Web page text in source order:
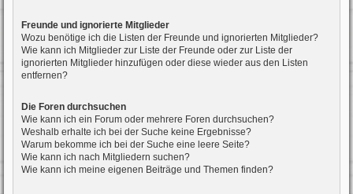
Freunde und ignorierte Mitglieder
Wozu benötige ich die Listen der Freunde und ignorierten Mitglieder?
Wie kann ich Mitglieder zur Liste der Freunde oder zur Liste der
ignorierten Mitglieder hinzufügen oder diese wieder aus den Listen
entfernen?
Die Foren durchsuchen
Wie kann ich ein Forum oder mehrere Foren durchsuchen?
Weshalb erhalte ich bei der Suche keine Ergebnisse?
Warum bekomme ich bei der Suche eine leere Seite?
Wie kann ich nach Mitgliedern suchen?
Wie kann ich meine eigenen Beiträge und Themen finden?